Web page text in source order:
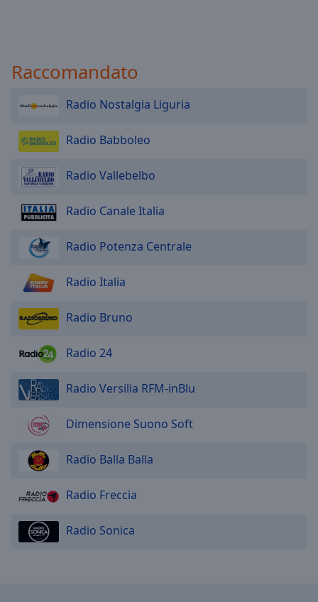
Raccomandato
Radio Nostalgia Liguria
Radio Babboleo
Radio Vallebelbo
Radio Canale Italia
Radio Potenza Centrale
Radio Italia
Radio Bruno
Radio 24
Radio Versilia RFM-inBlu
Dimensione Suono Soft
Radio Balla Balla
Radio Freccia
Radio Sonica